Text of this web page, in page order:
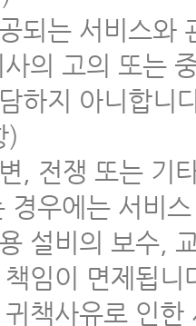
되는 서비스와
의 고의 또는
하지 아니합니
)
, 전쟁 또는 기
경우에는 서비
설비의 보수,
임이 면제됩니
책사유로 인한